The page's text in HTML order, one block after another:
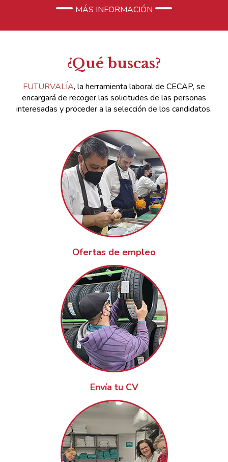
MÁS INFORMACIÓN
¿Qué buscas?
FUTURVALÍA, la herramienta laboral de CECAP, se
encargará de recoger las solicitudes de las personas
interesadas y proceder a la selección de los candidatos.
Ofertas de empleo
Envía tu CV